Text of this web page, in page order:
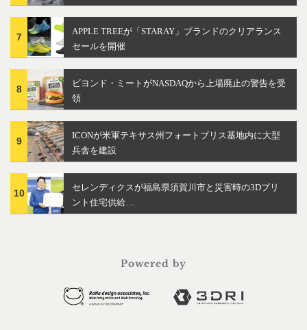
7
APPLE TREEが「STARAY」ブランドのクリアランス
セールを開催
8
ビヨンド・ミートがNASDAQから上場廃止の警告を受
領
9
ICONが米軍テキサス州フォートブリス基地内に大型
兵舎を建設
10
セレンディクスが福島県須賀川市と災害時の3Dプリ
ント住宅供給…
Powered by